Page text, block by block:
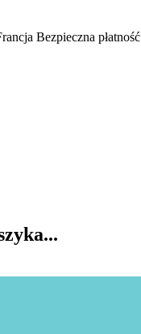
Bezpieczna płatność